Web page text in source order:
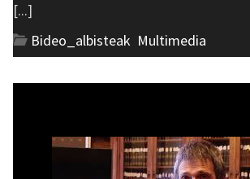
[...]
Bideo_albisteak Multimedia